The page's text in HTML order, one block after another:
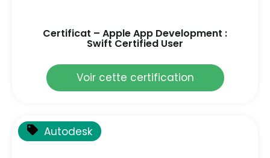
Certificat – Apple App Development :
Swift Certified User
Voir cette certification
Autodesk